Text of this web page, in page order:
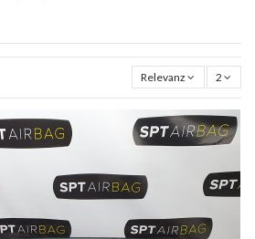
Relevanz 2